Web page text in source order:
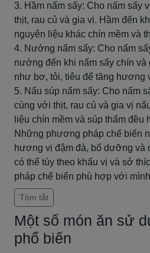
3. Hầm nấm sấy: Cho nấm sấy
thịt, rau củ và gia vị. Hầm đến
nguyên liệu khác chín mềm và
4. Nướng nấm sấy: Cho nấm
nướng đến khi nấm sấy chín và
như bơ, tỏi, tiêu để tăng hương
5. Nấu súp nấm sấy: Cho nấm
cùng với thịt, rau củ và gia vị
liệu chín mềm và súp thấm đều
Những phương pháp chế biến
hương vị đậm đà, bổ dưỡng và
có thể tùy theo khẩu vị và sở
pháp chế biến phù hợp với
Tóm tắt
Một số món ăn sử
phổ biến